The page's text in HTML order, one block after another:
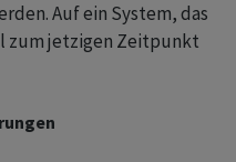
Auf ein System, das
zum jetzigen Zeitpunkt